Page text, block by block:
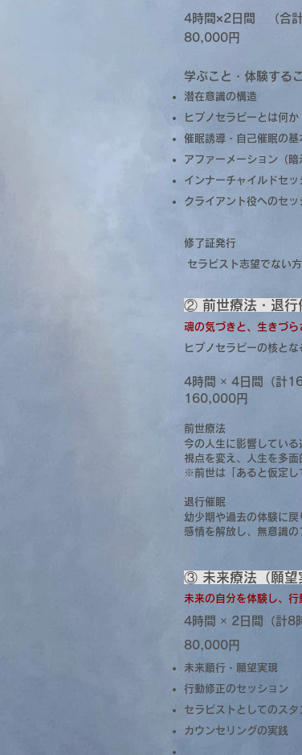
4時間×2日間 （合計
80,000円
学ぶこと・体験する
潜在意識の構造
ヒプノセラピーとは何か
催眠誘導・自己催眠の基
アファーメーション（暗
インナーチャイルドセッ
クライアント役へのセッ
修了証発行
セラピスト志望でない
② 前世療法・退行
魂の気づきと、生きづら
ヒプノセラピーの核とな
4時間 × 4日間（計16
160,000円
前世療法
今の人生に影響している
視点を変え、人生を多面
※前世は「あると仮定し
退行催眠
幼少期や過去の体験に戻
感情を解放し、無意識の
③ 未来療法（願望
未来の自分を体験し、行
4時間 × 2日間（計8
80,000円
未来順行・願望実現
行動修正のセッション
セラピストとしてのスタ
カウンセリングの実践